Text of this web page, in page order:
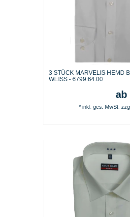
3 STÜCK MARVELIS HEMD
WEISS - 6799.64.00
ab
* inkl. ges. MwSt.